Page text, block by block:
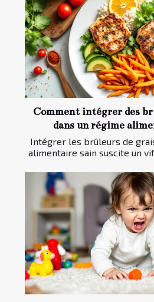
Comment intégrer des
dans un régime
Intégrer les brûleurs de
alimentaire sain suscite un